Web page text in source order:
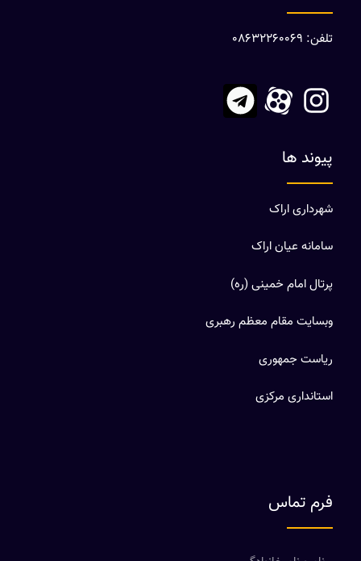
تلفن: 08632260069
پیوند ها
شهرداری اراک
سامانه عیان اراک
پرتال امام خمینی (ره)
وبسایت مقام معظم رهبری
ریاست جمهوری
استانداری مرکزی
فرم تماس